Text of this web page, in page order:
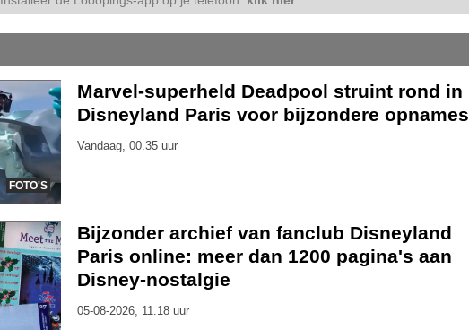
FOTO'S
Marvel-superheld Deadpool struint rond in
Disneyland Paris voor bijzondere opnames
Vandaag, 00.35 uur
Bijzonder archief van fanclub Disneyland
Paris online: meer dan 1200 pagina's aan
Disney-nostalgie
05-08-2026, 11.18 uur